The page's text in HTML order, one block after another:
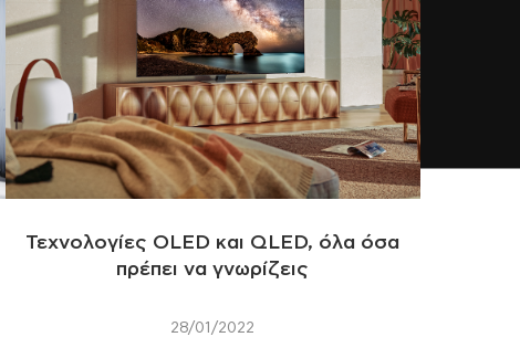
Τεχνολογίες OLED και QLED, όλα όσα
πρέπει να γνωρίζεις
28/01/2022